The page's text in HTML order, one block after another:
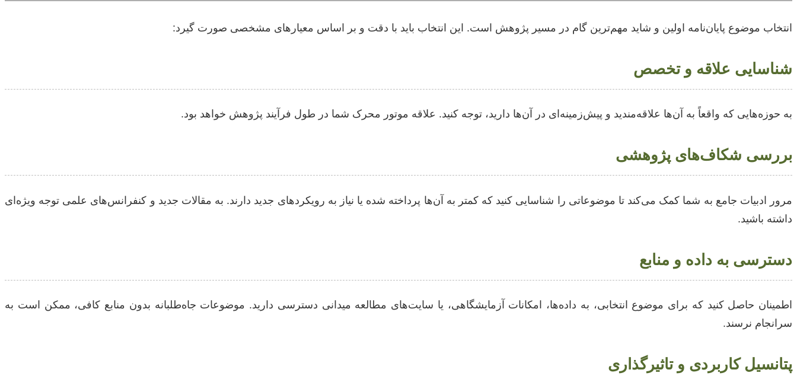
انتخاب موضوع پایان‌نامه اولین و شاید مهم‌ترین گام در مسیر پژوهش است. این انتخاب باید با دقت و بر اساس معیارهای مشخصی صورت گیرد:
شناسایی علاقه و تخصص
به حوزه‌هایی که واقعاً به آن‌ها علاقه‌مندید و پیش‌زمینه‌ای در آن‌ها دارید، توجه کنید. علاقه موتور محرک شما در طول فرآیند پژوهش خواهد بود.
بررسی شکاف‌های پژوهشی
مرور ادبیات جامع به شما کمک می‌کند تا موضوعاتی را شناسایی کنید که کمتر به آن‌ها پرداخته شده یا نیاز به رویکردهای جدید دارند. به مقالات جدید و کنفرانس‌های علمی توجه ویژه‌ای
داشته باشید.
دسترسی به داده و منابع
اطمینان حاصل کنید که برای موضوع انتخابی، به داده‌ها، امکانات آزمایشگاهی، یا سایت‌های مطالعه میدانی دسترسی دارید. موضوعات جاه‌طلبانه بدون منابع کافی، ممکن است به
سرانجام نرسند.
پتانسیل کاربردی و تاثیرگذاری